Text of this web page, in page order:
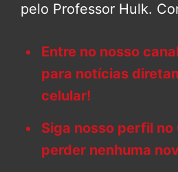
pelo Professor Hulk.
Entre no nosso
para notícias
celular!
Siga nosso perfil no
perder nenhuma